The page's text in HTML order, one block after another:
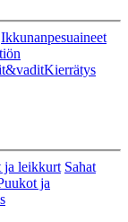
Ikkunanpesuaineet
Kierrätys
ja leikkurt Sahat
ja